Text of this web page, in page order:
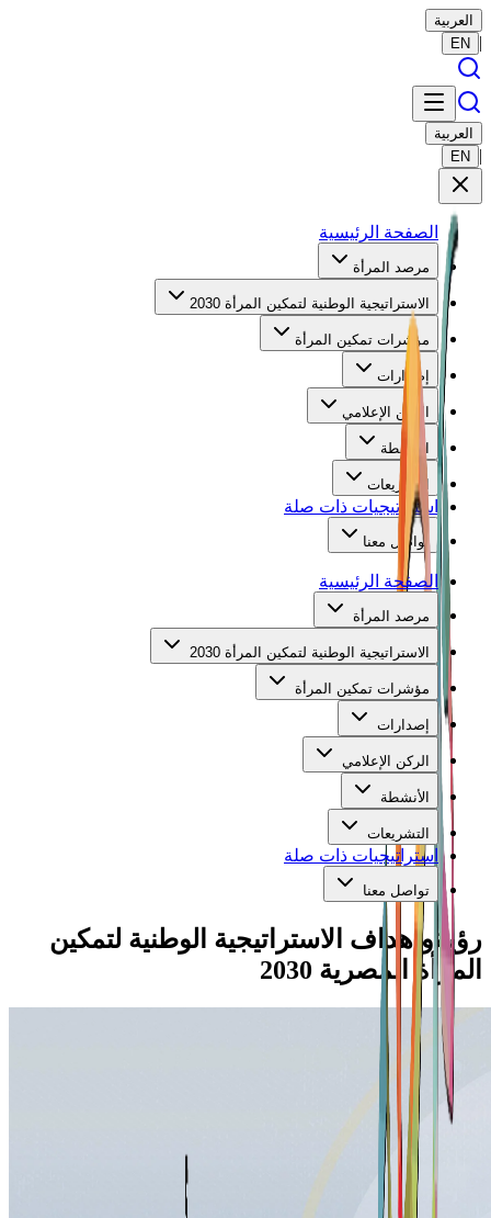
العربية
|
EN
العربية
|
EN
الصفحة الرئيسية
مرصد المرأة
الاستراتيجية الوطنية لتمكين المرأة 2030
مؤشرات تمكين المرأة
إصدارات
الركن الإعلامي
الأنشطة
التشريعات
استراتيجيات ذات صلة
تواصل معنا
الصفحة الرئيسية
مرصد المرأة
الاستراتيجية الوطنية لتمكين المرأة 2030
مؤشرات تمكين المرأة
إصدارات
الركن الإعلامي
الأنشطة
التشريعات
استراتيجيات ذات صلة
تواصل معنا
رؤيةوأهداف الاستراتيجية الوطنية لتمكين
المرأة المصرية 2030